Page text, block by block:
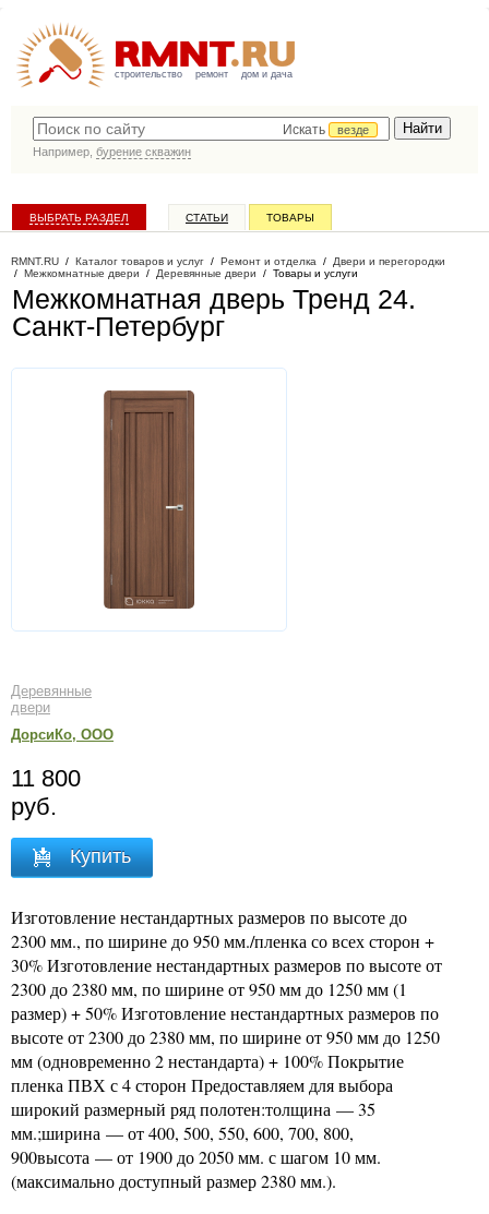
строительство ремонт дом и дача
Искать
везде
Например, бурение скважин
ВЫБРАТЬ РАЗДЕЛ СТАТЬИ ТОВАРЫ
RMNT.RU / Каталог товаров и услуг / Ремонт и отделка / Двери и перегородки
/ Межкомнатные двери / Деревянные двери / Товары и услуги
Межкомнатная дверь Тренд 24.
Санкт-Петербург
Деревянные
двери
ДорсиКо, ООО
11 800
руб.
Купить
Изготовление нестандартных размеров по высоте до
2300 мм., по ширине до 950 мм./пленка со всех сторон +
30% Изготовление нестандартных размеров по высоте от
2300 до 2380 мм, по ширине от 950 мм до 1250 мм (1
размер) + 50% Изготовление нестандартных размеров по
высоте от 2300 до 2380 мм, по ширине от 950 мм до 1250
мм (одновременно 2 нестандарта) + 100% Покрытие
пленка ПВХ с 4 сторон Предоставляем для выбора
широкий размерный ряд полотен:толщина — 35
мм.;ширина — от 400, 500, 550, 600, 700, 800,
900высота — от 1900 до 2050 мм. с шагом 10 мм.
(максимально доступный размер 2380 мм.).